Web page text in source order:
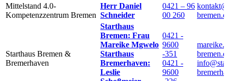
Mittelstand 4.0-
Kompetenzzentrum Bremen
Herr Daniel
Schneider
0421 – 96
00 260
Starthaus Bremen &
Bremerhaven
Starthaus
Bremen: Frau
Mareike Mgwelo
Starthaus
Bremerhaven:
Leslie
0421 -
9600
-351
0421 -
9600